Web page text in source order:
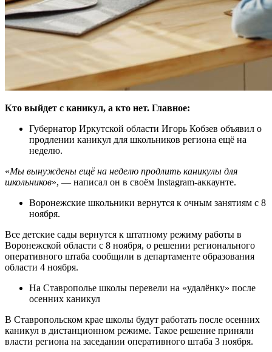
Кто выйдет с каникул, а кто нет. Главное:
Губернатор Иркутской области Игорь Кобзев объявил о
продлении каникул для школьников региона ещё на
неделю.
«Мы вынуждены ещё на неделю продлить каникулы для
школьников», — написал он в своём Instagram-аккаунте.
Воронежские школьники вернутся к очным занятиям с 8
ноября.
Все детские сады вернутся к штатному режиму работы в
Воронежской области с 8 ноября, о решении регионального
оперативного штаба сообщили в департаменте образования
области 4 ноября.
На Ставрополье школы перевели на «удалёнку» после
осенних каникул
В Ставропольском крае школы будут работать после осенних
каникул в дистанционном режиме. Такое решение приняли
власти региона на заседании оперативного штаба 3 ноября.